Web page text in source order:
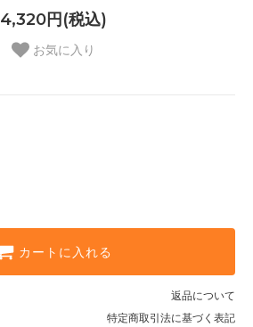
4,320円(税込)
お気に入り
カートに入れる
返品について
特定商取引法に基づく表記